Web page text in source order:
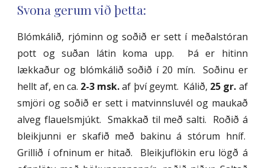
Svona gerum við þetta:
Blómkálið, rjóminn og soðið er sett í meðalstóran
pott og suðan látin koma upp. Þá er hitinn
lækkaður og blómkálið soðið í 20 mín. Soðinu er
hellt af, en ca. 2-3 msk.af því geymt. Kálið, 25 gr. af
smjöri og soðið er sett i matvinnsluvél og maukað
alveg flauelsmjúkt. Smakkað til með salti. Roðið á
bleikjunni er skafið með bakinu á stórum hníf.
Grillið í ofninum er hitað. Bleikjuflökin eru lögð á